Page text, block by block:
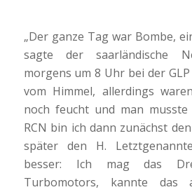
„Der ganze Tag war Bombe,
sagte der saarländische
morgens um 8 Uhr bei der
vom Himmel, allerdings
noch feucht und man
RCN bin ich dann zunächst
später den H.
besser: Ich mag das
Turbomotors, kannte das